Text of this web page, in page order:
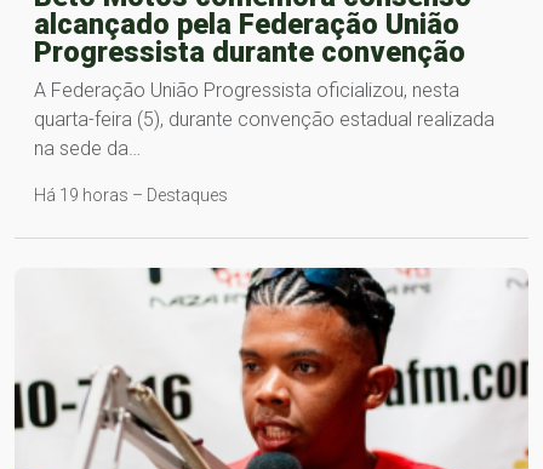
alcançado pela Federação União
Progressista durante convenção
A Federação União Progressista oficializou, nesta
quarta-feira (5), durante convenção estadual realizada
na sede da…
Há 19 horas – Destaques